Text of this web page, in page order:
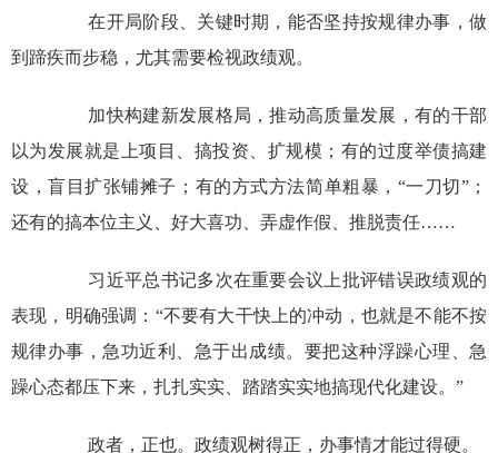
在开局阶段、关键时期，能否坚持按规律办事，做
到蹄疾而步稳，尤其需要检视政绩观。
加快构建新发展格局，推动高质量发展，有的干部
以为发展就是上项目、搞投资、扩规模；有的过度举债搞建
设，盲目扩张铺摊子；有的方式方法简单粗暴，“一刀切”；
还有的搞本位主义、好大喜功、弄虚作假、推脱责任……
习近平总书记多次在重要会议上批评错误政绩观的
表现，明确强调：“不要有大干快上的冲动，也就是不能不按
规律办事，急功近利、急于出成绩。要把这种浮躁心理、急
躁心态都压下来，扎扎实实、踏踏实实地搞现代化建设。”
政者，正也。政绩观树得正，办事情才能过得硬。